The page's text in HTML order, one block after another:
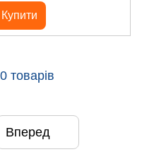
Купити
товарів
Вперед